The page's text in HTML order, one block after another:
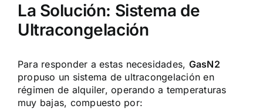
La Solución: Sistema de
Ultracongelación
Para responder a estas necesidades, GasN2
propuso un sistema de ultracongelación en
régimen de alquiler, operando a temperaturas
muy bajas, compuesto por: